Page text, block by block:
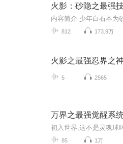
火影：砂隐之最强
812 173.9万
火影之最强忍界之
5 2565
万界之最强觉醒系
85 1万